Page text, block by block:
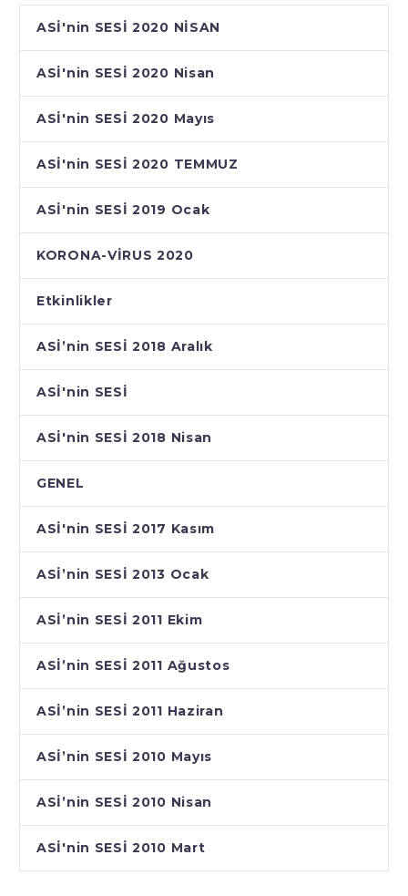
ASİ'nin SESİ 2020 NİSAN
ASİ'nin SESİ 2020 Nisan
ASİ'nin SESİ 2020 Mayıs
ASİ'nin SESİ 2020 TEMMUZ
ASİ'nin SESİ 2019 Ocak
KORONA-VİRUS 2020
Etkinlikler
ASİ’nin SESİ 2018 Aralık
ASİ'nin SESİ
ASİ'nin SESİ 2018 Nisan
GENEL
ASİ'nin SESİ 2017 Kasım
ASİ’nin SESİ 2013 Ocak
ASİ’nin SESİ 2011 Ekim
ASİ’nin SESİ 2011 Ağustos
ASİ’nin SESİ 2011 Haziran
ASİ’nin SESİ 2010 Mayıs
ASİ’nin SESİ 2010 Nisan
ASİ'nin SESİ 2010 Mart